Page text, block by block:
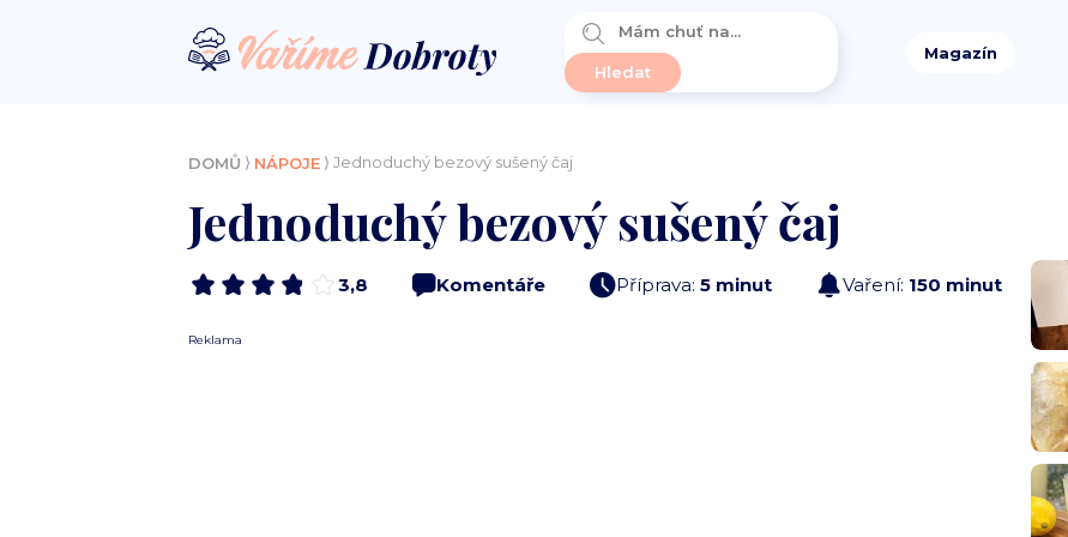
Magazín
DOMŮ ⟩ NÁPOJE⟩ Jednoduchý bezový sušený čaj
Jednoduchý bezový sušený čaj
3,8 Komentáře Příprava:5 minut Vaření: 150 minut
Reklama